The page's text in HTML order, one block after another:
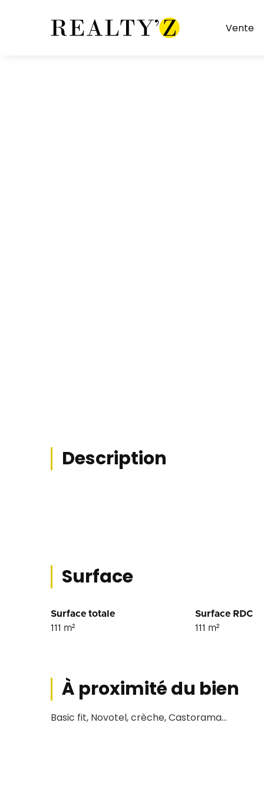
Vente
Description
Surface
Surface totale
111 m²
Surface RDC
111 m²
À proximité du bien
Basic fit, Novotel, crèche, Castorama...